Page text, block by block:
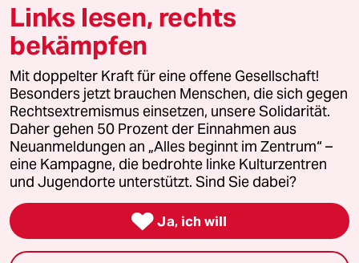
© 2026 taz Verlags und Vertriebs GmbH
Alle Rechte vorbehalten. Bei rechtlichen Fragen oder für Genehmigungen
wenden Sie sich bitte an lizenzen@taz.de
Feedback Redaktionsstatut Kommune-Richtlinien
Leitlinie Informant Datenschutz Impressum AGB
Seitenwende Einwilligungen widerrufen (Ads)
Links lesen, rechts
bekämpfen
Mit doppelter Kraft für eine offene Gesellschaft!
Besonders jetzt brauchen Menschen, die sich gegen
Rechtsextremismus einsetzen, unsere Solidarität.
Daher gehen 50 Prozent der Einnahmen aus
Neuanmeldungen an „Alles beginnt im Zentrum“ –
eine Kampagne, die bedrohte linke Kulturzentren
und Jugendorte unterstützt. Sind Sie dabei?
 Ja, ich will